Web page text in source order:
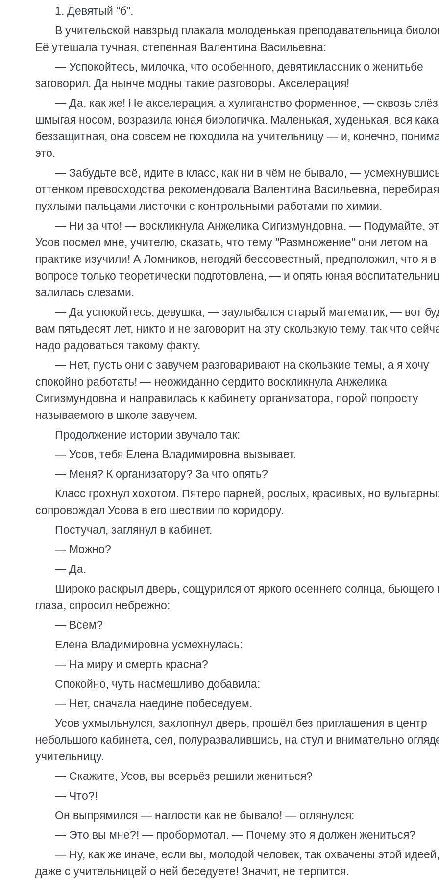
1. Девятый "б".
В учительской навзрыд плакала молоденькая преподавательница
Её утешала тучная, степенная Валентина Васильевна:
— Успокойтесь, милочка, что особенного, девятиклассник о женитьбе
заговорил. Да нынче модны такие разговоры. Акселерация!
— Да, как же! Не акселерация, а хулиганство форменное, — сквозь
шмыгая носом, возразила юная биологичка. Маленькая, худенькая, вся
беззащитная, она совсем не походила на учительницу — и, конечно,
это.
— Забудьте всё, идите в класс, как ни в чём не бывало, —
оттенком превосходства рекомендовала Валентина Васильевна, перебирая
пухлыми пальцами листочки с контрольными работами по химии.
— Ни за что! — воскликнула Анжелика Сигизмундовна. — Подумайте,
Усов посмел мне, учителю, сказать, что тему "Размножение" они летом на
практике изучили! А Ломников, негодяй бессовестный, предположил, что я
вопросе только теоретически подготовлена, — и опять юная
залилась слезами.
— Да успокойтесь, девушка, — заулыбался старый математик, — вот
вам пятьдесят лет, никто и не заговорит на эту скользкую тему, так что
надо радоваться такому факту.
— Нет, пусть они с завучем разговаривают на скользкие темы, а я хочу
спокойно работать! — неожиданно сердито воскликнула Анжелика
Сигизмундовна и направилась к кабинету организатора, порой попросту
называемого в школе завучем.
Продолжение истории звучало так:
— Усов, тебя Елена Владимировна вызывает.
— Меня? К организатору? За что опять?
Класс грохнул хохотом. Пятеро парней, рослых, красивых, но
сопровождал Усова в его шествии по коридору.
Постучал, заглянул в кабинет.
— Можно?
— Да.
Широко раскрыл дверь, сощурился от яркого осеннего солнца, бьющего
глаза, спросил небрежно:
— Всем?
Елена Владимировна усмехнулась:
— На миру и смерть красна?
Спокойно, чуть насмешливо добавила:
— Нет, сначала наедине побеседуем.
Усов ухмыльнулся, захлопнул дверь, прошёл без приглашения в центр
небольшого кабинета, сел, полуразвалившись, на стул и внимательно
учительницу.
— Скажите, Усов, вы всерьёз решили жениться?
— Что?!
Он выпрямился — наглости как не бывало! — оглянулся:
— Это вы мне?! — пробормотал. — Почему это я должен жениться?
— Ну, как же иначе, если вы, молодой человек, так охвачены этой
даже с учительницей о ней беседуете! Значит, не терпится.